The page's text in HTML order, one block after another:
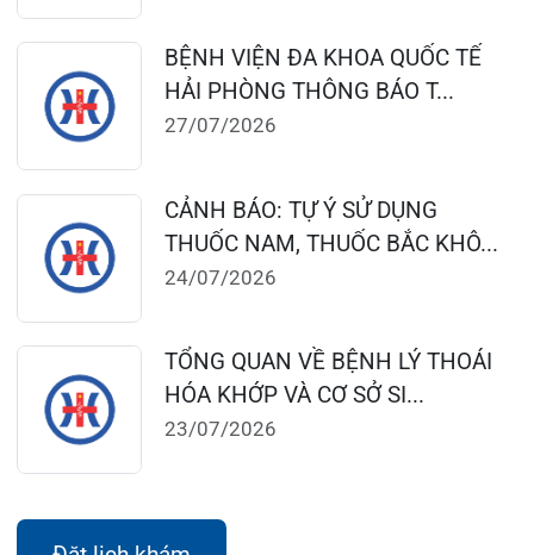
124 Nguyễn Đức Cảnh, Cát Dài Q Lê
0225-3955 888
0225-3951 115
dakhoaquocte.hih@gmail.com
Giờ làm việc mùa hè (01/4 – 31/10):
Buổi sáng: 06h45’ – 11h45’
Buổi sáng: 07h15’ – 11h45’
Buổi chiều: 13h30’ – 17h00’